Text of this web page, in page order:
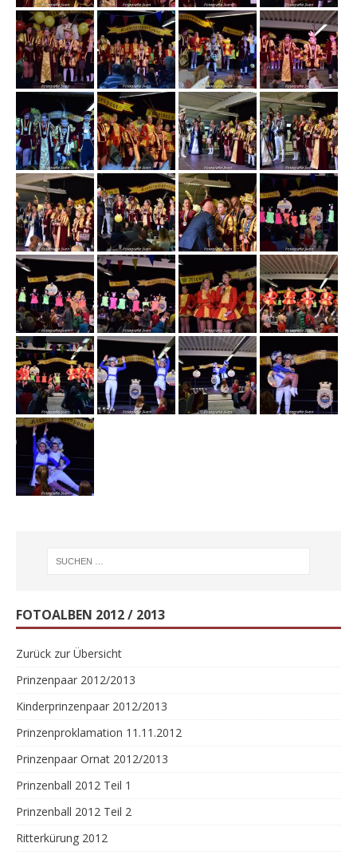
FOTOALBEN 2012 / 2013
Zurück zur Übersicht
Prinzenpaar 2012/2013
Kinderprinzenpaar 2012/2013
Prinzenproklamation 11.11.2012
Prinzenpaar Ornat 2012/2013
Prinzenball 2012 Teil 1
Prinzenball 2012 Teil 2
Ritterkürung 2012